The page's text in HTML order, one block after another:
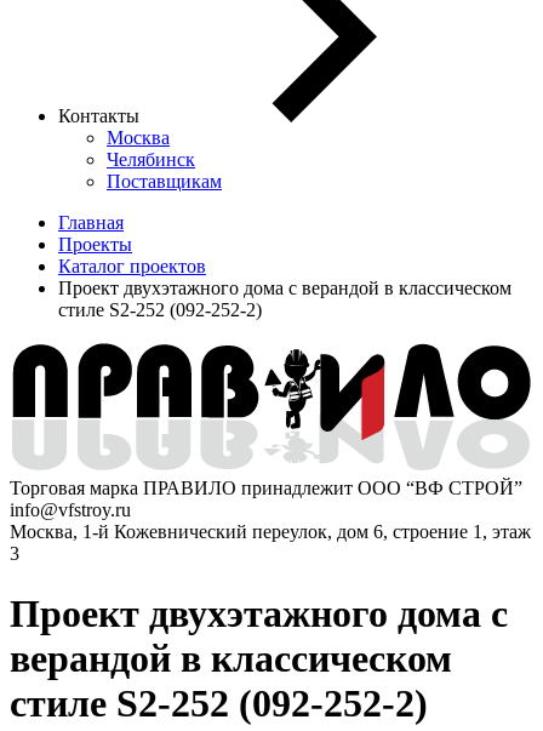
Контакты
Москва
Челябинск
Поставщикам
Главная
Проекты
Каталог проектов
Проект двухэтажного дома с верандой в классическом
стиле S2-252 (092-252-2)
Торговая марка ПРАВИЛО принадлежит ООО “ВФ СТРОЙ”
info@vfstroy.ru
Москва, 1-й Кожевнический переулок, дом 6, строение 1, этаж
3
Проект двухэтажного дома с
верандой в классическом
стиле S2-252 (092-252-2)